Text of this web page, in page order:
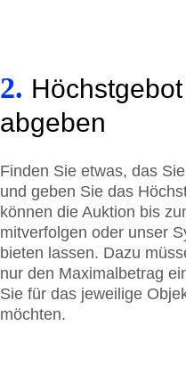
2. Höchstgebot
abgeben
Finden Sie etwas, das
und geben Sie das
können die Auktion bis
mitverfolgen oder unser
bieten lassen. Dazu
nur den Maximalbetrag
Sie für das jeweilige
möchten.